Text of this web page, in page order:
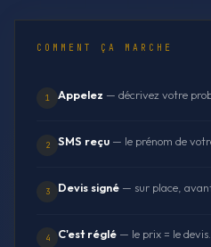
COMMENT ÇA MARCHE
1 Appelez — décrivez votre
2 SMS reçu — le prénom de
3 Devis signé — sur place,
4 C'est réglé — le prix = le